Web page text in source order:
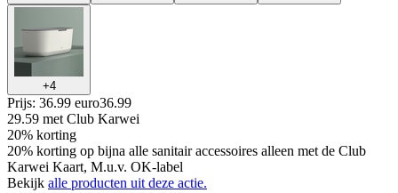
+4
Prijs: 36.99 euro36.99
29.59 met Club Karwei
20% korting
20% korting op bijna alle sanitair accessoires alleen met de Club
Karwei Kaart, M.u.v. OK-label
Bekijk alle producten uit deze actie.